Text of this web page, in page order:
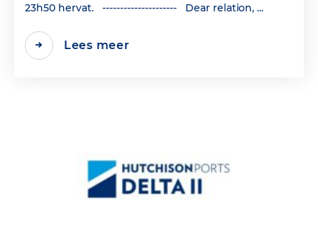
23h50 hervat. --------------------- Dear relation, ...
Lees meer